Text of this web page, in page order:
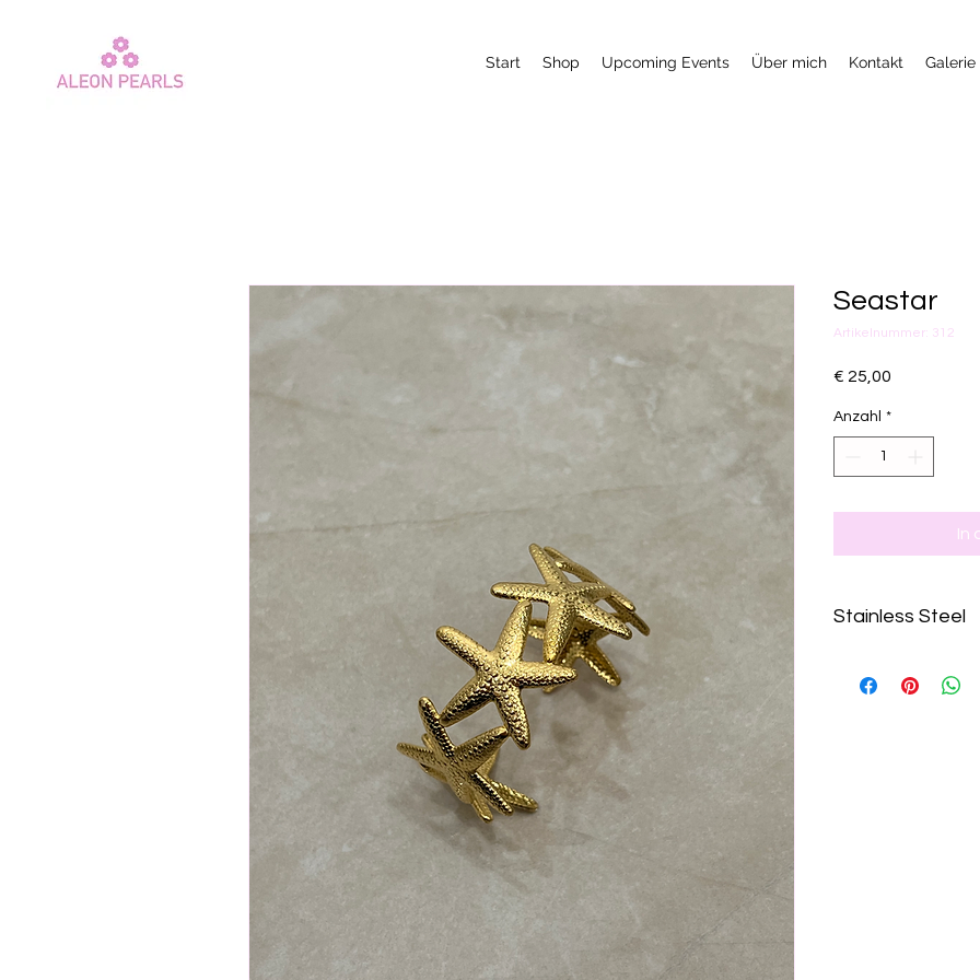
Start Shop Upcoming Events Über mich Kontakt Galerie
Seastar
Artikelnummer: 312
€ 25,00
Anzahl *
In
Stainless Steel
farbbeständig.